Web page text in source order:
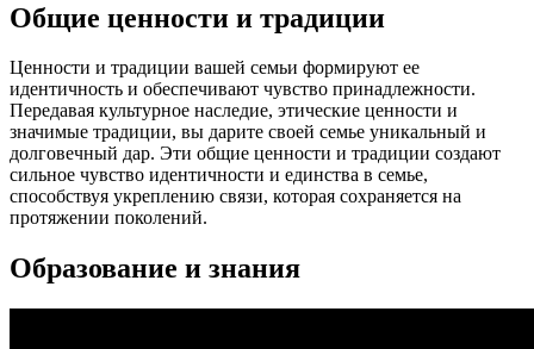
Общие ценности и традиции
Ценности и традиции вашей семьи формируют ее
идентичность и обеспечивают чувство принадлежности.
Передавая культурное наследие, этические ценности и
значимые традиции, вы дарите своей семье уникальный и
долговечный дар. Эти общие ценности и традиции создают
сильное чувство идентичности и единства в семье,
способствуя укреплению связи, которая сохраняется на
протяжении поколений.
Образование и знания